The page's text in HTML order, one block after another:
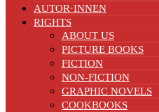
AUTOR·INNEN
RIGHTS
ABOUT US
PICTURE BOOKS
FICTION
NON-FICTION
GRAPHIC NOVELS
COOKBOOKS